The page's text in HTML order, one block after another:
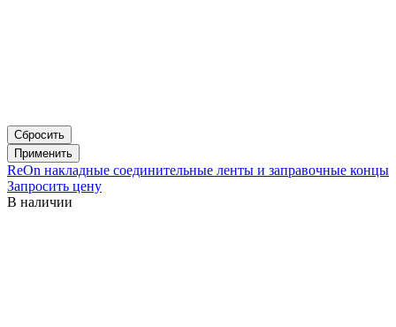
Сбросить
Применить
ReOn накладные соединительные ленты и заправочные концы
Запросить цену
В наличии